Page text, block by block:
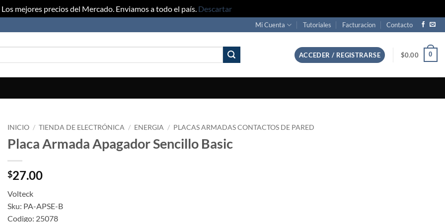
Los mejores precios del Mercado. Enviamos a todo el país. Descartar
Mi Cuenta Tutoriales Facturacion Contacto
ACCEDER / REGISTRARSE $0.00 0
INICIO / TIENDA DE ELECTRÓNICA / ENERGIA / PLACAS ARMADAS CONTACTOS DE PARED
Placa Armada Apagador Sencillo Basic
$27.00
Volteck
Sku: PA-APSE-B
Codigo: 25078